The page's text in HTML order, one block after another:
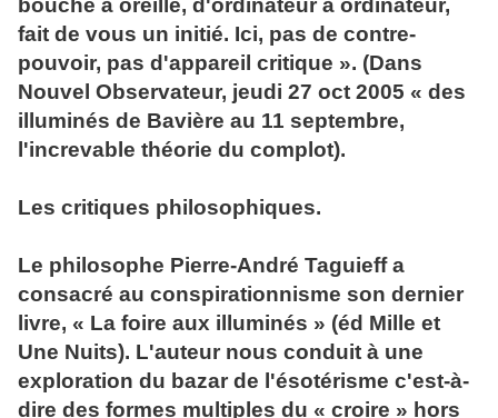
bouche à oreille, d'ordinateur à ordinateur,
fait de vous un initié. Ici, pas de contre-
pouvoir, pas d'appareil critique ». (Dans
Nouvel Observateur, jeudi 27 oct 2005 « des
illuminés de Bavière au 11 septembre,
l'increvable théorie du complot).
Les critiques philosophiques.
Le philosophe Pierre-André Taguieff a
consacré au conspirationnisme son dernier
livre, « La foire aux illuminés » (éd Mille et
Une Nuits). L'auteur nous conduit à une
exploration du bazar de l'ésotérisme c'est-à-
dire des formes multiples du « croire » hors